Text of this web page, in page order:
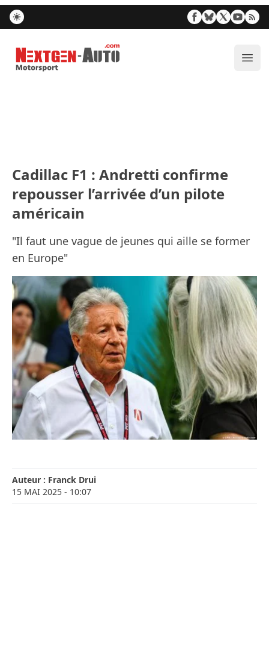
Nextgen-Auto.com
Cadillac F1 : Andretti confirme
repousser l’arrivée d’un pilote
américain
"Il faut une vague de jeunes qui aille se former
en Europe"
Auteur : Franck Drui
15 MAI 2025 - 10:07